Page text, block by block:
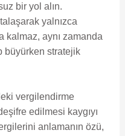
bir yol alın.
yalnızca
kalmaz, aynı zamanda
büyürken stratejik
vergilendirme
edilmesi kaygıyı
anlamanın özü,